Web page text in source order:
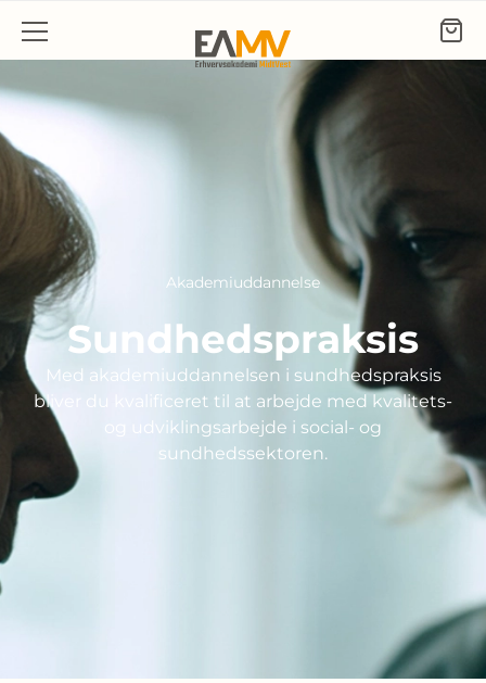
Gå til indhold
Akademiuddannelse
Sundhedspraksis
Med akademiuddannelsen i sundhedspraksis
bliver du kvalificeret til at arbejde med kvalitets-
og udviklingsarbejde i social- og
sundhedssektoren.